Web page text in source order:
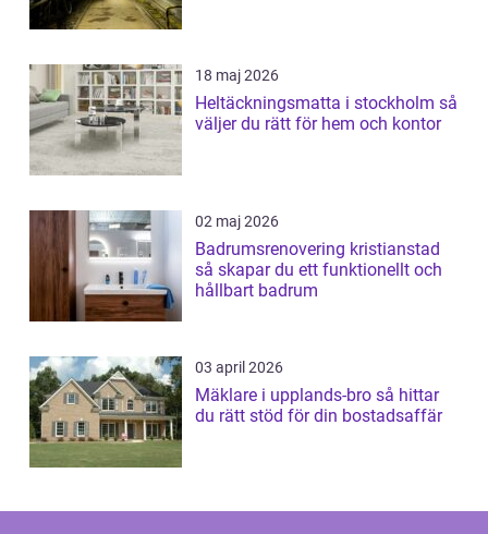
18 maj 2026
Heltäckningsmatta i stockholm så
väljer du rätt för hem och kontor
02 maj 2026
Badrumsrenovering kristianstad
så skapar du ett funktionellt och
hållbart badrum
03 april 2026
Mäklare i upplands-bro så hittar
du rätt stöd för din bostadsaffär